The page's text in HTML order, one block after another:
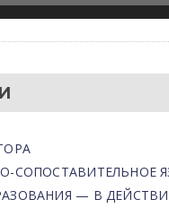
СОПОСТАВИТЕЛЬНОЕ
— В